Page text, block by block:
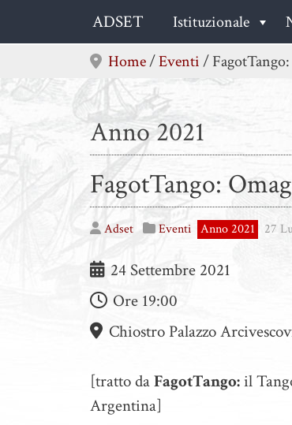
ADSET Istituzionale
Home/Eventi/
Anno 2021
FagotTango:
Adset Eventi Anno 2021 27
24 Settembre 2021
Ore 19:00
Chiostro Palazzo
[tratto daFagotTango:il
Argentina]